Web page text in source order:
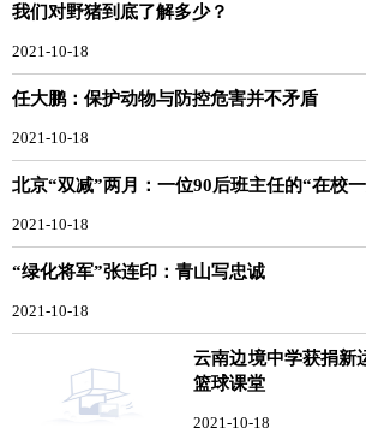
我们对野猪到底了解多少？
2021-10-18
任大鹏：保护动物与防控危害并不矛盾
2021-10-18
北京“双减”两月：一位90后班主任的“在校
2021-10-18
“绿化将军”张连印：青山写忠诚
2021-10-18
云南边境中学获捐新
篮球课堂
2021-10-18